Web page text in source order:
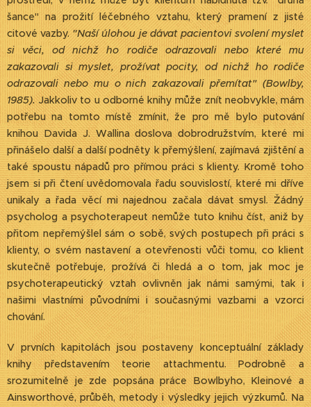
šance" na prožití léčebného vztahu, který pramení z jisté
citové vazby. "Naší úlohou je dávat pacientovi svolení myslet
si věci, od nichž ho rodiče odrazovali nebo které mu
zakazovali si myslet, prožívat pocity, od nichž ho rodiče
odrazovali nebo mu o nich zakazovali přemítat" (Bowlby,
1985).Jakkoliv to u odborné knihy může znít neobvykle, mám
potřebu na tomto místě zmínit, že pro mě bylo putování
knihou Davida J. Wallina doslova dobrodružstvím, které mi
přinášelo další a další podněty k přemýšlení, zajímavá zjištění a
také spoustu nápadů pro přímou práci s klienty. Kromě toho
jsem si při čtení uvědomovala řadu souvislostí, které mi dříve
unikaly a řada věcí mi najednou začala dávat smysl. Žádný
psycholog a psychoterapeut nemůže tuto knihu číst, aniž by
přitom nepřemýšlel sám o sobě, svých postupech při práci s
klienty, o svém nastavení a otevřenosti vůči tomu, co klient
skutečně potřebuje, prožívá či hledá a o tom, jak moc je
psychoterapeutický vztah ovlivněn jak námi samými, tak i
našimi vlastními původními i současnými vazbami a vzorci
chování.
V prvních kapitolách jsou postaveny konceptuální základy
knihy představením teorie attachmentu. Podrobně a
srozumitelně je zde popsána práce Bowlbyho, Kleinové a
Ainsworthové, průběh, metody i výsledky jejich výzkumů. Na